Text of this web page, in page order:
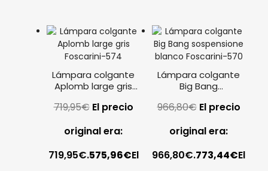
Lámpara colgante
Aplomb large gris
719,95€ El precio
original era:
719,95€.575,96€El
Lámpara colgante
Big Bang
Foscarini
966,80€ El precio
original era:
966,80€.773,44€El